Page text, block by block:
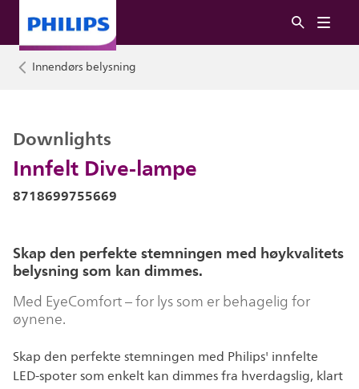
Innendørs belysning
Innfelt Dive-lampe
Downlights
8718699755669
Skap den perfekte stemningen med høykvalitets
belysning som kan dimmes.
Med EyeComfort – for lys som er behagelig for
øynene.
Skap den perfekte stemningen med Philips' innfelte
LED-spoter som enkelt kan dimmes fra hverdagslig, klart